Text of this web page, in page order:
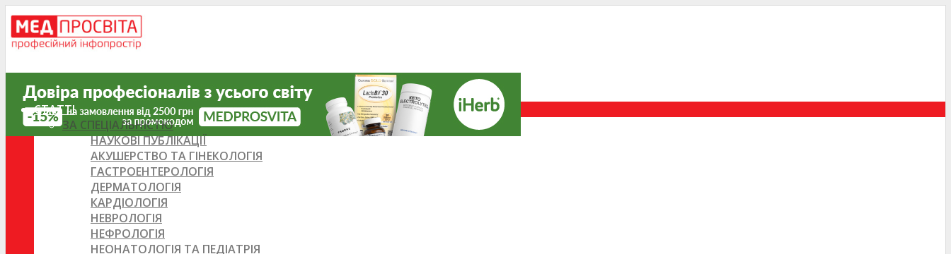
СТАТТІ
ЗА СПЕЦІАЛЬНІСТЮ
НАУКОВІ ПУБЛІКАЦІЇ
АКУШЕРСТВО ТА ГІНЕКОЛОГІЯ
ГАСТРОЕНТЕРОЛОГІЯ
ДЕРМАТОЛОГІЯ
КАРДІОЛОГІЯ
НЕВРОЛОГІЯ
НЕФРОЛОГІЯ
НЕОНАТОЛОГІЯ ТА ПЕДІАТРІЯ